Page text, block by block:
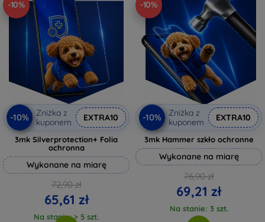
-10%
-10%
Zniżka z
kuponem
EXTRA10
3mk Silverprotection+ Folia
ochronna
Wykonane na miarę
72,90 zł
65,61 zł
Na stanie: > 5 szt.
-10%
-10%
Zniżka z
kuponem
EXTRA10
3mk Hammer szkło ochronne
Wykonane na miarę
76,90 zł
69,21 zł
Na stanie: 3 szt.